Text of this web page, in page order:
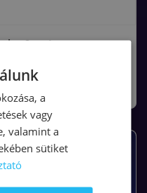
– Ingyenes
a
vagy
valamint a
sütiket